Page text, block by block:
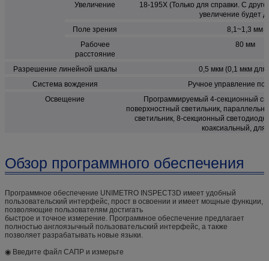
Увеличение
18-195X (Только для справки. С
увеличение будет
Поле зрения
8,1~1,3 мм
Рабочее
расстояние
80 мм
Разрешение линейной шкалы
0,5 мкм (0,1 мкм для
Система вождения
Ручное управление по
Освещение
Программируемый 4-секционный
поверхностный светильник,
светильник, 8-секционный
коаксиальный, для
Обзор программного обеспечения
Программное обеспечение UNIMETRO INSPECT3D имеет удобный
пользовательский интерфейс, прост в освоении и имеет мощные функции,
позволяющие пользователям достигать
быстрое и точное измерение. Программное обеспечение предлагает
полностью англоязычный пользовательский интерфейс, а также
позволяет разрабатывать новые языки.
◉ Введите файл САПР и измерьте